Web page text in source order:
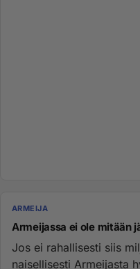
ARMEIJA
Armeijassa ei ole mitään
Jos ei rahallisesti siis
naisellisesti Armeijasta